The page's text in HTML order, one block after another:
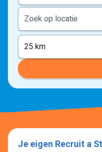
25 km
Je eigen Recruit a